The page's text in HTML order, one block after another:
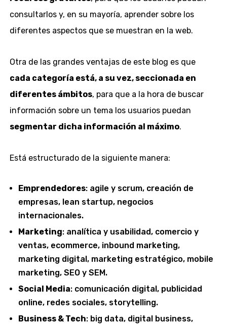
consultarlos y, en su mayoría, aprender sobre los
diferentes aspectos que se muestran en la web.
Otra de las grandes ventajas de este blog es que
cada categoría está, a su vez, seccionada en
diferentes ámbitos, para que a la hora de buscar
información sobre un tema los usuarios puedan
segmentar dicha información al máximo.
Está estructurado de la siguiente manera:
Emprendedores: agile y scrum, creación de
empresas, lean startup, negocios
internacionales.
Marketing: analítica y usabilidad, comercio y
ventas, ecommerce, inbound marketing,
marketing digital, marketing estratégico, mobile
marketing, SEO y SEM.
Social Media: comunicación digital, publicidad
online, redes sociales, storytelling.
Business & Tech: big data, digital business,